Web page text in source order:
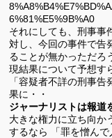
6%81%E5%9B%A0
それにしても、刑事事
対し、今回の事件で告
ることが無かっただろ
現結果について予想す
「容疑者不詳の刑事
果に・・
ジャーナリストは報道
大きな権力に立ち向か
するなら
「罪を憎んで